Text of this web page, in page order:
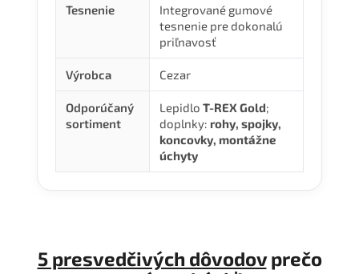
Tesnenie
Integrované gumové
tesnenie pre dokonalú
priľnavosť
Výrobca Cezar
Odporúčaný
sortiment
Lepidlo T-REX Gold;
doplnky: rohy, spojky,
koncovky, montážne
úchyty
5 presvedčivých dôvodovprečo